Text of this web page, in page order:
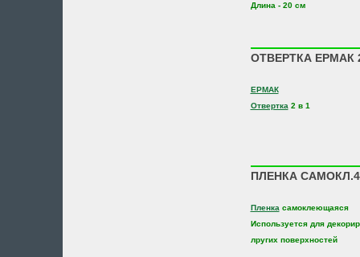
Длина - 20 см
ОТВЕРТКА ЕРМАК
ЕРМАК
Отвертка 2 в 1
ПЛЕНКА
Пленка самоклеющаяся
Используется для
лругих поверхностей